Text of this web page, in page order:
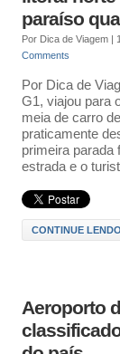
paraíso
Por Dica de Viagem|
Comments
Por Dica de
G1, viajou para
meia de carro
praticamente
primeira
estrada e o
CONTINUE LENDO
Aeroporto